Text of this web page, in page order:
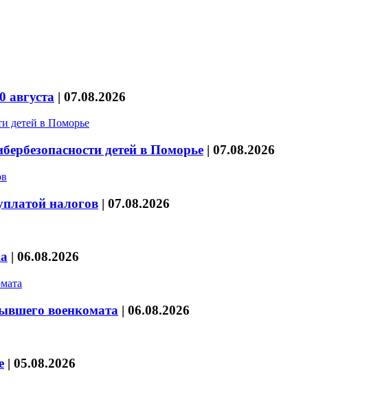
августа | 07.08.2026
детей в Поморье | 07.08.2026
налогов | 07.08.2026
| 06.08.2026
военкомата | 06.08.2026
| 05.08.2026